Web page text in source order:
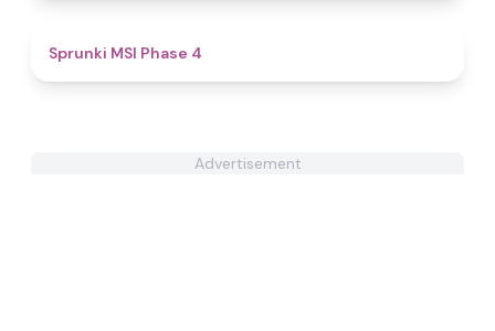
Sprunki MSI Phase 4
Advertisement